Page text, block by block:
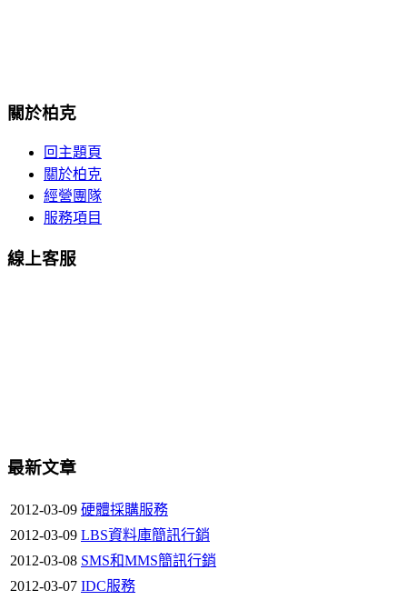
關於柏克
回主題頁
關於柏克
經營團隊
服務項目
線上客服
最新文章
2012-03-09 硬體採購服務
2012-03-09 LBS資料庫簡訊行銷
2012-03-08 SMS和MMS簡訊行銷
2012-03-07 IDC服務